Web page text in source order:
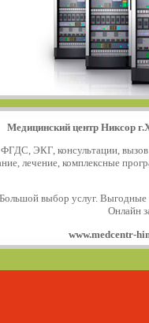
Медицинский центр Никсор
ЭКГ, консультации, вызов
лечение, комплексные
Большой выбор услуг.
Онлайн
www.medcentr-